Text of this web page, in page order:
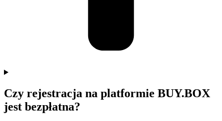
Czy rejestracja na platformie BUY.BOX
jest bezpłatna?